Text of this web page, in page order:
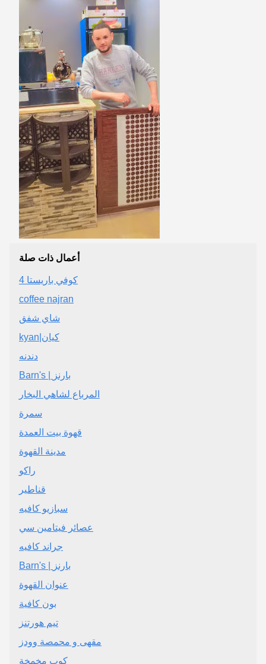
أعمال ذات صلة
كوفي باريستا 4
coffee najran
شاي شفق
kyan|كيان
دندنه
Barn's | بارنز
المرباع لشاهي البخار
سمرة
قهوة بيت العمدة
مدينة القهوة
راكو
قناطير
سبازيو كافيه
عصائر فيتامين سي
‏جراند كافيه
Barn's | بارنز
عنوان القهوة
بون كافية
تيم هورتنز
مقهى و محمصة وودز
كوب مخمخة